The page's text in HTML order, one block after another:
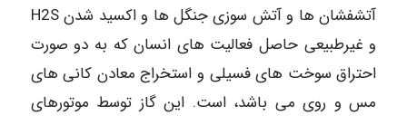
آتشفشان ها و آتش سوزی جنگل ها و اکسید شدن H2S
و غیرطبیعی حاصل فعالیت های انسان که به دو صورت
احتراق سوخت های فسیلی و استخراج معادن کانی های
مس و روی می باشد، است. این گاز توسط موتورهای